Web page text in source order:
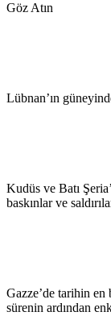
Göz Atın
Lübnan’ın
Kudüs ve Batı
baskınlar ve
Gazze’de tarihin
sürenin ardından